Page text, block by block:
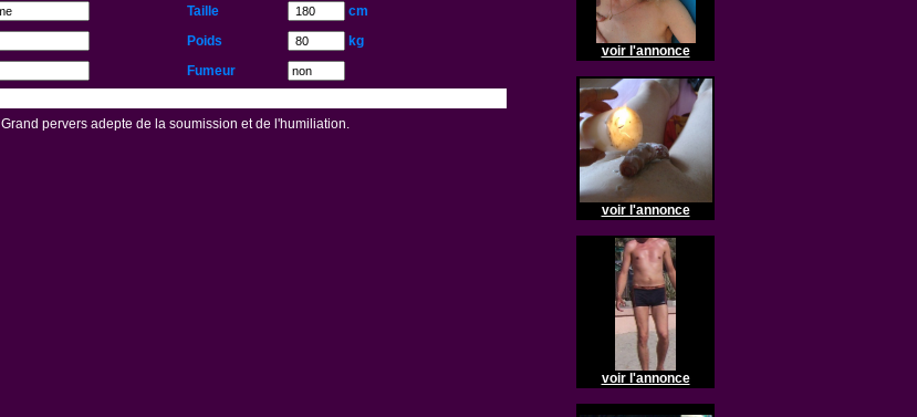
Taille
cm
Poids
kg
Fumeur
Grand pervers adepte de la soumission et de l'humiliation.
voir l'annonce
voir l'annonce
voir l'annonce